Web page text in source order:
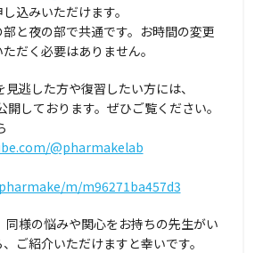
込みいただけます。
と夜の部で共通です。お時間の変更
だく必要はありません。
逃した方や復習したい方には、
しております。ぜひご覧ください。
@pharmakelab
m/m96271ba457d3
様の悩みや関心をお持ちの先生がい
ご紹介いただけますと幸いです。